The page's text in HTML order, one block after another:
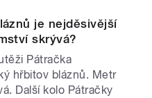
je nejděsivější
skrývá?
Pátračka
hřbitov bláznů. Metr
Další kolo Pátračky